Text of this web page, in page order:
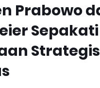
Prabowo